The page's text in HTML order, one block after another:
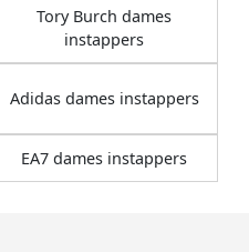
Tory Burch dames
instappers
Adidas dames instappers
EA7 dames instappers